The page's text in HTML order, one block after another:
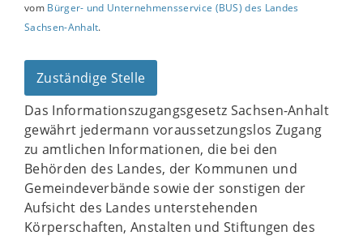
vom Bürger- und Unternehmensservice (BUS) des Landes
Sachsen-Anhalt.
Zuständige Stelle
Das Informationszugangsgesetz Sachsen-Anhalt
gewährt jedermann voraussetzungslos Zugang
zu amtlichen Informationen, die bei den
Behörden des Landes, der Kommunen und
Gemeindeverbände sowie der sonstigen der
Aufsicht des Landes unterstehenden
Körperschaften, Anstalten und Stiftungen des